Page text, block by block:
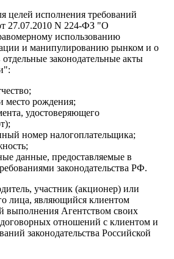
целей исполнения требований
27.07.2010 N 224-ФЗ "О
использованию
и манипулированию рынком и о
законодательные акты
место рождения;
удостоверяющего
номер налогоплательщика;
данные, предоставляемые в
законодательства РФ.
участник (акционер) или
лица, являющийся клиентом
выполнения Агентством своих
договорных отношений с клиентом и
законодательства Российской